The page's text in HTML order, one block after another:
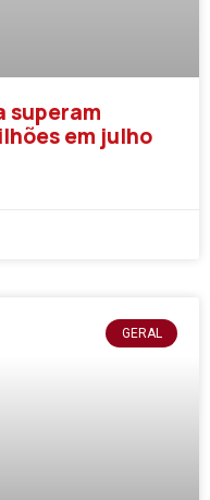
superam
em julho
GERAL